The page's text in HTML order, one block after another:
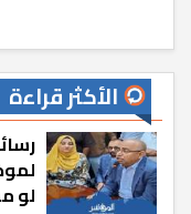
الأكثر قراءة
لو